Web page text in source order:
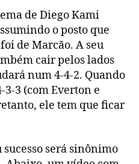
de Diego Kami
o posto que
de Marcão. A seu
cair pelos lados
num 4-4-2. Quando
3 (com Everton e
ele tem que ficar
sucesso será sinônimo